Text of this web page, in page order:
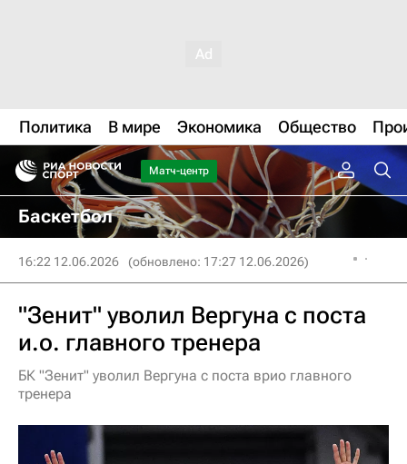
Политика В мире Экономика Общество
Матч-центр
Баскетбол
16:22 12.06.2026 (обновлено: 17:27 12.06.2026)
"Зенит" уволил Вергуна с поста
и.о. главного тренера
БК "Зенит" уволил Вергуна с поста врио главного
тренера